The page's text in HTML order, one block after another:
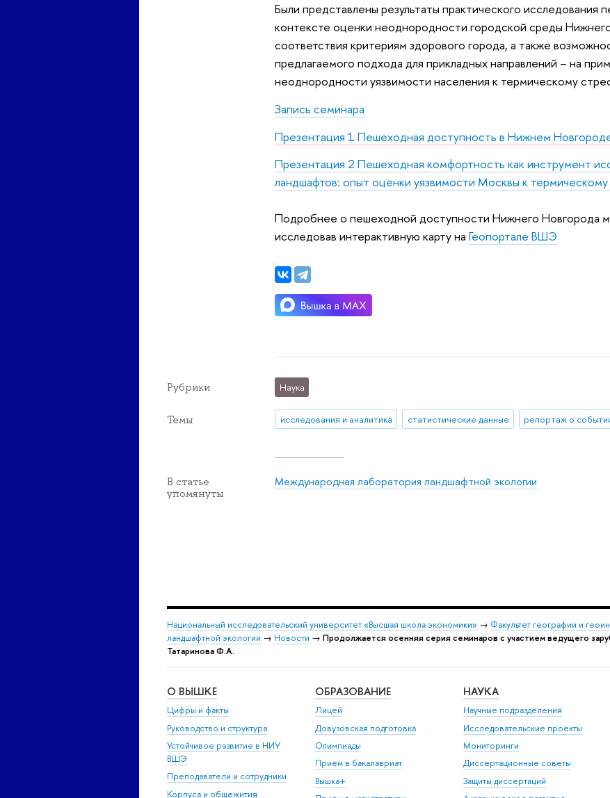
Были представлены результаты практического
контексте оценки неоднородности городской среды
соответствия критериям здорового города, а также
предлагаемого подхода для прикладных направлений – на
неоднородности уязвимости населения к термическому
Запись семинара
Презентация 1 Пешеходная доступность в Нижнем
Презентация 2 Пешеходная комфортность как инструмент
ландшафтов: опыт оценки уязвимости Москвы к
Подробнее о пешеходной доступности Нижнего Новгорода
исследовав интерактивную карту наГеопортале ВШЭ
Рубрики Наука
Темы исследования и аналитика статистические данные репортаж о
В статье
упомянуты
Международная лаборатория ландшафтной экологии
Национальный исследовательский университет «Высшая школа экономики» → Факультет географии и
ландшафтной экологии → Новости → Продолжается осенняя серия семинаров с участием ведущего
Татаринова Ф.А.
О ВЫШКЕ
Цифры и факты
Руководство и структура
Устойчивое развитие в НИУ
ВШЭ
Преподаватели и сотрудники
Корпуса и общежития
ОБРАЗОВАНИЕ
Лицей
Довузовская подготовка
Олимпиады
Прием в бакалавриат
Вышка+
НАУКА
Научные подразделения
Исследовательские проекты
Мониторинги
Диссертационные советы
Защиты диссертаций